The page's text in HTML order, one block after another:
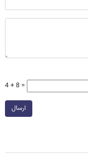
4 + 8 =
ارسال